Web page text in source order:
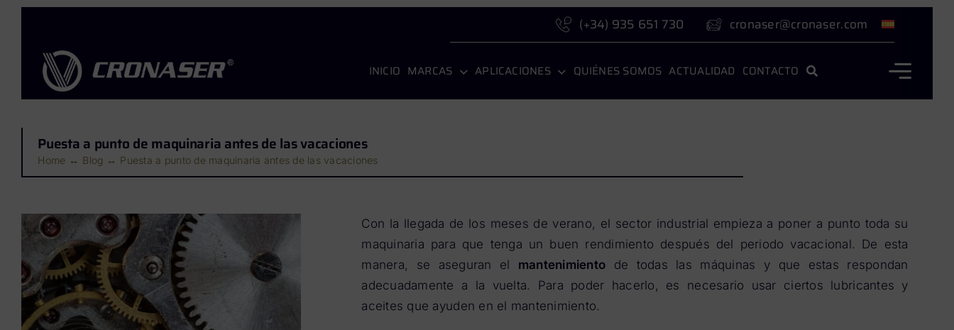
Saltar
contenido
(+34) 935 651 730 cronaser@cronaser.com
INICIO MARCAS APLICACIONES QUIÉNES SOMOS ACTUALIDAD CONTACTO
Puesta a punto de maquinaria antes de las vacaciones
Home Blog Puesta a punto de maquinaria antes de las vacaciones
Con la llegada de los meses de verano, el sector industrial empieza a poner a punto toda su
maquinaria para que tenga un buen rendimiento después del periodo vacacional. De esta
manera, se aseguran el mantenimiento de todas las máquinas y que estas respondan
adecuadamente a la vuelta. Para poder hacerlo, es necesario usar ciertos lubricantes y
aceites que ayuden en el mantenimiento.